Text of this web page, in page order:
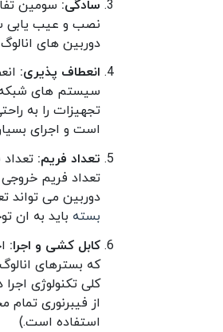
سادگی: سومین
نصب و عیب یابی
دوربین های
انعطاف پذیری:
سیستم های شبکه
تجهیزات را به
است و اجرای
تعداد فریم:
دوربین می تواند تعداد فریمی کمتر از
بسته باید به ان
کابل کشی و اجرا:
که بسترهای
کلی تکنولوژی
از فیبرنوری
استفاده است.)